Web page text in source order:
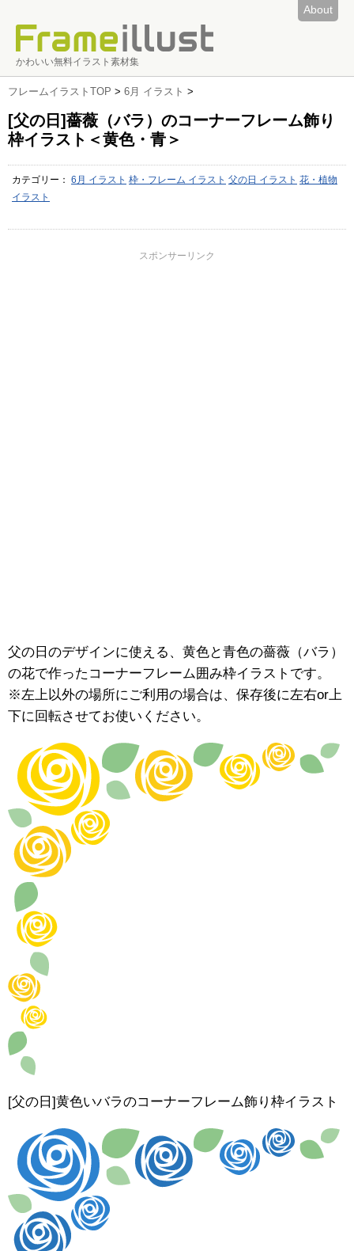
About
かわいい無料イラスト素材集
フレームイラストTOP > 6月 イラスト >
[父の日]薔薇（バラ）のコーナーフレーム飾り
枠イラスト＜黄色・青＞
カテゴリー： 6月 イラスト 枠・フレーム イラスト 父の日 イラスト 花・植物
イラスト
スポンサーリンク
父の日のデザインに使える、黄色と青色の薔薇（バラ）
の花で作ったコーナーフレーム囲み枠イラストです。
※左上以外の場所にご利用の場合は、保存後に左右or上
下に回転させてお使いください。
[父の日]黄色いバラのコーナーフレーム飾り枠イラスト